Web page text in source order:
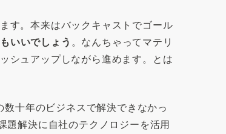
す。本来はバックキャストでゴール
いいでしょう 。なんちゃってマテリ
シュアップしながら進めます。とは
十年のビジネスで解決できなかっ
題解決に自社のテクノロジーを活用